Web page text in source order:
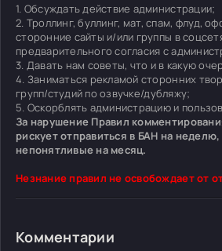
1. Обсуждать действие администрации;
2. Троллинг, буллинг, мат, спам, флуд,
сторонние сайты и/или группы в
предварительного согласия с
3. Давать нам советы, что и в какую
4. Заниматься рекламой сторонних
групп/студий по озвучке/дубляжу;
5. Оскорблять администрацию и
За нарушение Правил
рискует отправиться в БАН на
непонятливые на месяц.
Незнание правил не освобождает от
Комментарии